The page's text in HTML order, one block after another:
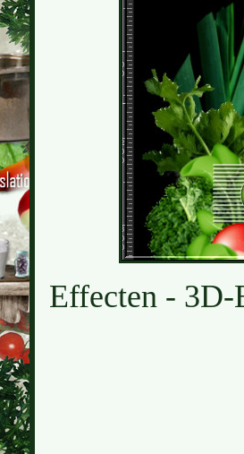
Effecten - 3D-